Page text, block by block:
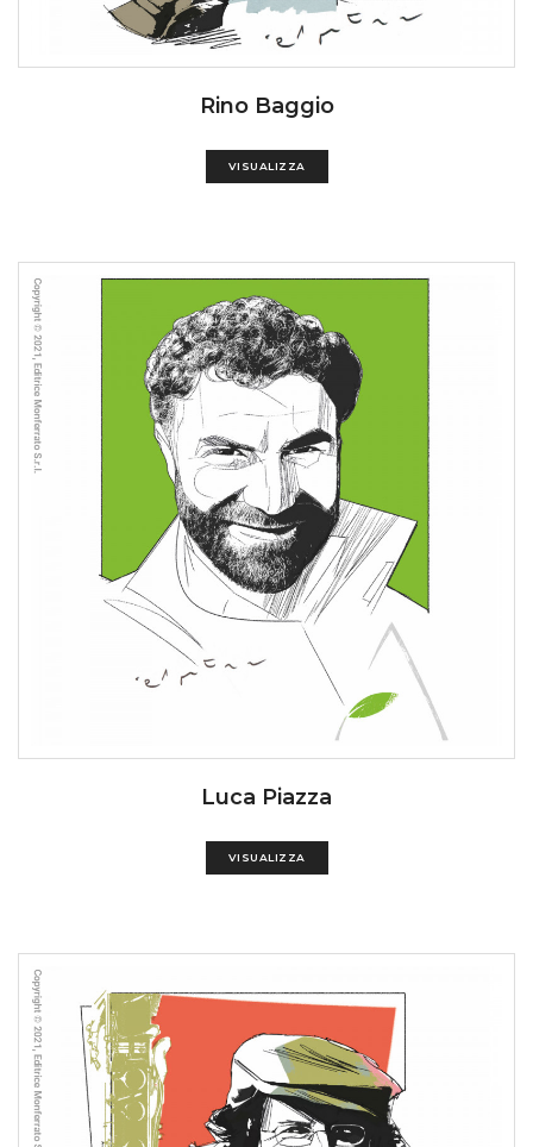
Rino Baggio
VISUALIZZA
Luca Piazza
VISUALIZZA